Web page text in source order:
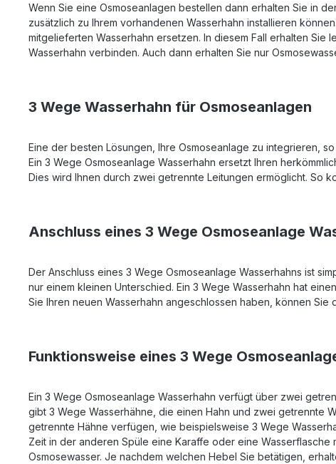
Wenn Sie eine Osmoseanlagen bestellen dann erhalten Sie in
zusätzlich zu Ihrem vorhandenen Wasserhahn installieren
mitgelieferten Wasserhahn ersetzen. In diesem Fall erhalten Sie
Wasserhahn verbinden. Auch dann erhalten Sie nur
3 Wege Wasserhahn für Osmoseanlagen
Eine der besten Lösungen, Ihre Osmoseanlage zu integrieren,
Ein 3 Wege Osmoseanlage Wasserhahn ersetzt Ihren
Dies wird Ihnen durch zwei getrennte Leitungen ermöglicht. So
Anschluss eines 3 Wege Osmoseanlage
Der Anschluss eines 3 Wege Osmoseanlage Wasserhahns ist
nur einem kleinen Unterschied. Ein 3 Wege Wasserhahn hat
Sie Ihren neuen Wasserhahn angeschlossen haben, können Sie
Funktionsweise eines 3 Wege
Ein 3 Wege Osmoseanlage Wasserhahn verfügt über zwei
gibt 3 Wege Wasserhähne, die einen Hahn und zwei getrennte
getrennte Hähne verfügen, wie beispielsweise 3 Wege
Zeit in der anderen Spüle eine Karaffe oder eine
Osmosewasser. Je nachdem welchen Hebel Sie betätigen,